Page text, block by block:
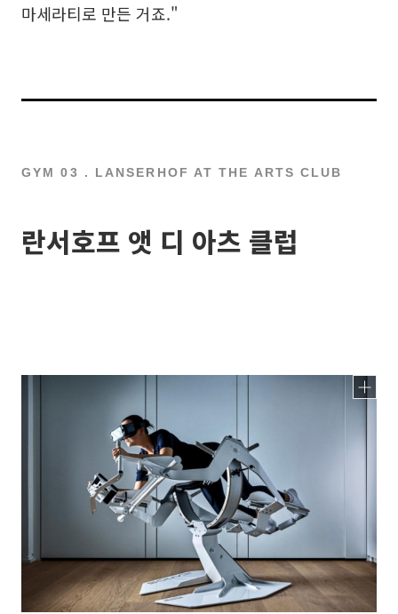
마세라티로 만든 거죠."
GYM 03 . LANSERHOF AT THE ARTS CLUB
란서호프 앳 디 아츠 클럽